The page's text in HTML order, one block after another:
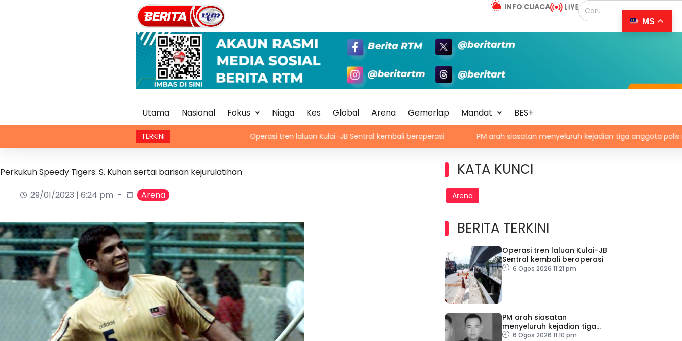
INFO CUACA
Utama Nasional Fokus Niaga Kes Global Arena Gemerlap Mandat BES+
TERKINI Operasi tren laluan Kulai–JB Sentral kembali beroperasi PM arah siasatan menyeluruh kejadian tiga anggota polis maut akibat
Perkukuh Speedy Tigers: S. Kuhan sertai barisan kejurulatihan
29/01/2023 | 6:24 pm
Arena
KATA KUNCI
Arena
BERITA TERKINI
Operasi tren laluan Kulai–JB
Sentral kembali beroperasi
6 Ogos 2026 11:21 pm
PM arah siasatan
menyeluruh kejadian tiga
anggota polis maut akibat
6 Ogos 2026 11:10 pm
MS